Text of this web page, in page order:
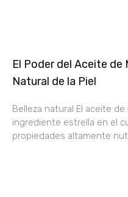
El Poder del Aceite de
Natural de la Piel
Belleza natural El aceite
ingrediente estrella en el
propiedades altamente